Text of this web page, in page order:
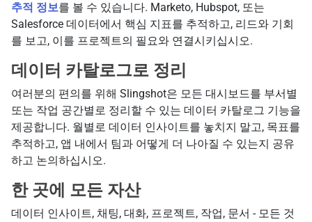
추적 정보를 볼 수 있습니다. Marketo, Hubspot, 또는
Salesforce 데이터에서 핵심 지표를 추적하고, 리드와 기회
를 보고, 이를 프로젝트의 필요와 연결시키십시오.
데이터 카탈로그로 정리
여러분의 편의를 위해 Slingshot은 모든 대시보드를 부서별
또는 작업 공간별로 정리할 수 있는 데이터 카탈로그 기능을
제공합니다. 월별로 데이터 인사이트를 놓치지 말고, 목표를
추적하고, 앱 내에서 팀과 어떻게 더 나아질 수 있는지 공유
하고 논의하십시오.
한 곳에 모든 자산
데이터 인사이트, 채팅, 대화, 프로젝트, 작업, 문서 - 모든 것